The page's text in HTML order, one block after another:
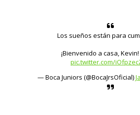
Los sueños están para
¡Bienvenido a casa,
pic.twitter.com/
— Boca Juniors (@BocaJrsOficial)